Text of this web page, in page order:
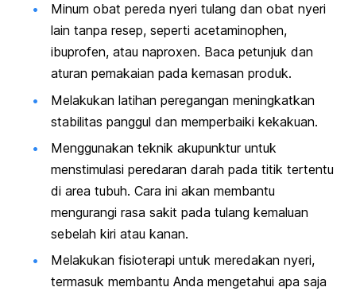
Minum obat pereda nyeri tulang dan obat nyeri
lain tanpa resep, seperti acetaminophen,
ibuprofen, atau naproxen. Baca petunjuk dan
aturan pemakaian pada kemasan produk.
Melakukan latihan peregangan meningkatkan
stabilitas panggul dan memperbaiki kekakuan.
Menggunakan teknik akupunktur untuk
menstimulasi peredaran darah pada titik tertentu
di area tubuh. Cara ini akan membantu
mengurangi rasa sakit pada tulang kemaluan
sebelah kiri atau kanan.
Melakukan fisioterapi untuk meredakan nyeri,
termasuk membantu Anda mengetahui apa saja